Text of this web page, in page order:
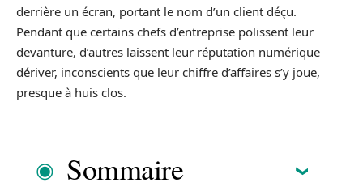
derrière un écran, portant le nom d’un client déçu.
Pendant que certains chefs d’entreprise polissent leur
devanture, d’autres laissent leur réputation numérique
dériver, inconscients que leur chiffre d’affaires s’y joue,
presque à huis clos.
Sommaire